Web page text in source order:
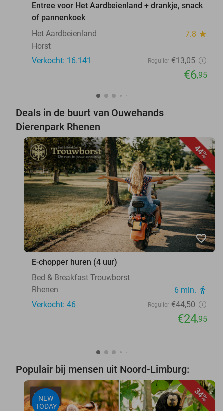
Entree voor Het Aardbeienland + drankje, snack
of pannenkoek
Het Aardbeienland
7.8 star
Horst
Verkocht: 16.141
Regulier €13,05
€6,95
Deals in de buurt van Ouwehands
Dierenpark Rhenen
44%
favorite_border
E-chopper huren (4 uur)
Bed & Breakfast Trouwborst
Rhenen
6 min. directions_walk
Verkocht: 46 Regulier €44,50
€24,95
Populair bij mensen uit Noord-Limburg:
34%
NEW
TODAY